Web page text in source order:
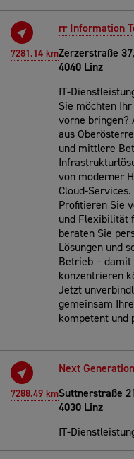
7281.14 km
rr Information
Zerzerstraße 37,
4040 Linz
IT-
Sie möchten
vorne bringen?
aus
und mittlere
von moderner
Cloud-Services.
Profitieren Sie
und Flexibilität
beraten Sie
Lösungen und
Betrieb – damit
konzentrieren
Jetzt
gemeinsam
kompetent und
7288.49 km
Next
Suttnerstraße
4030 Linz
IT-